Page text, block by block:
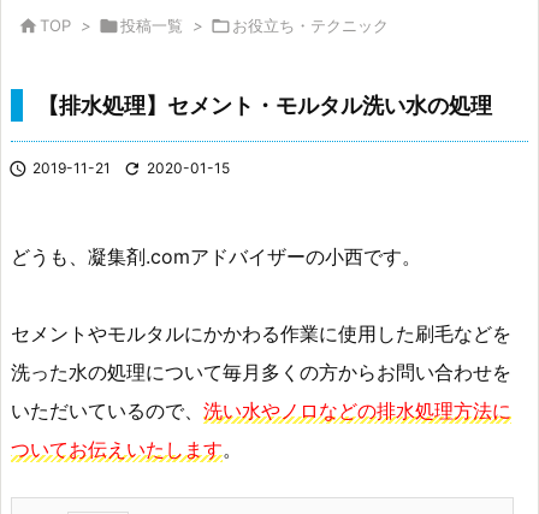
 TOP > 投稿一覧 > お役立ち・テクニック
【排水処理】セメント・モルタル洗い水の処理
 2019-11-21  2020-01-15
どうも、凝集剤.comアドバイザーの小西です。
セメントやモルタルにかかわる作業に使用した刷毛などを
洗った水の処理について毎月多くの方からお問い合わせを
いただいているので、 洗い水やノロなどの排水処理方法に
ついてお伝えいたします。